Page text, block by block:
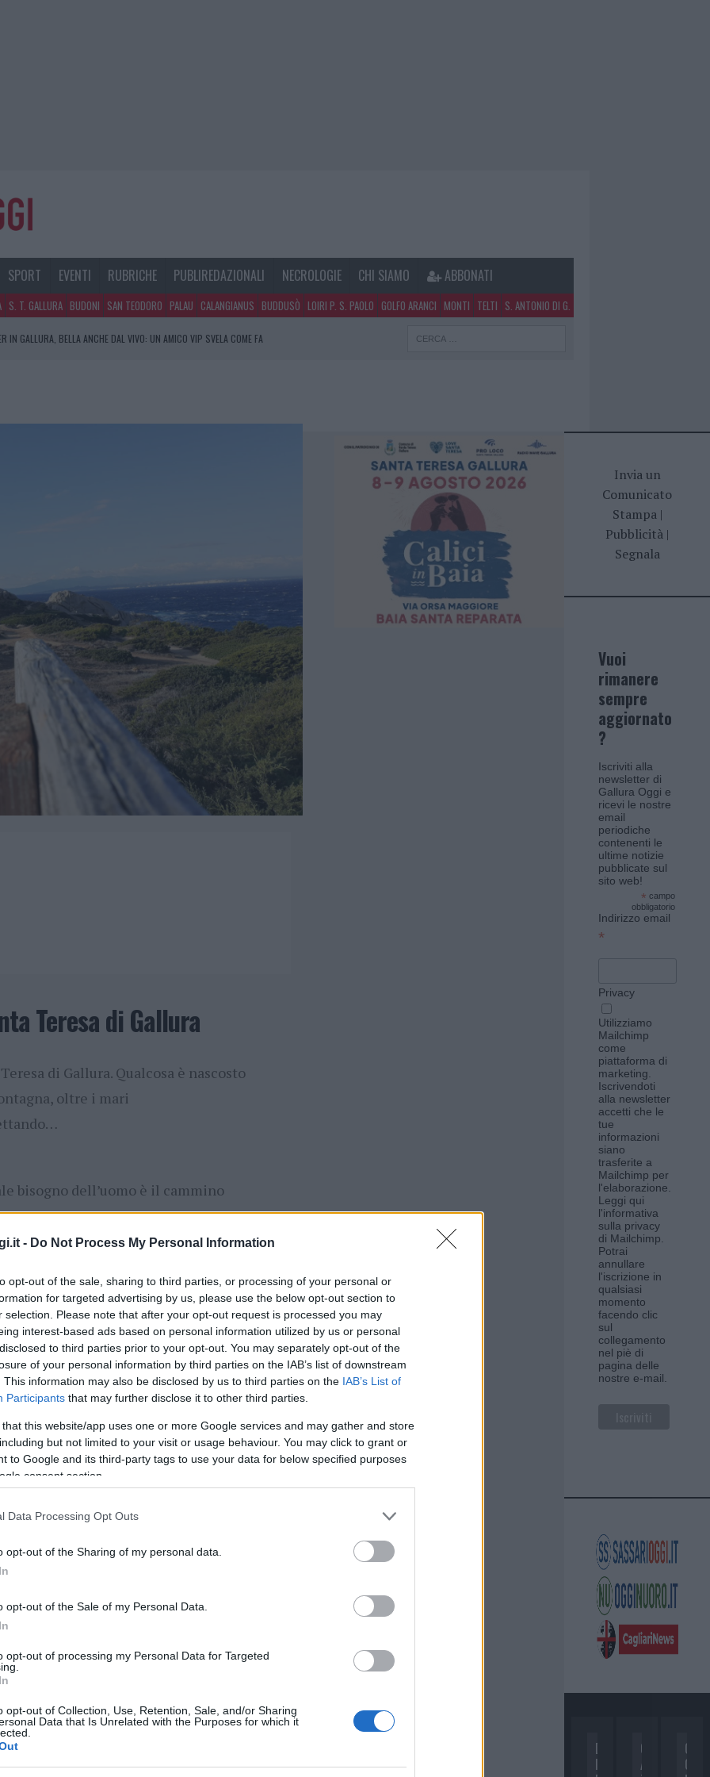
- Do Not Process My Personal Information
opt-out of the sale, sharing to third parties, or processing of your personal or
for targeted advertising by us, please use the below opt-out section to
selection. Please note that after your opt-out request is processed you may
interest-based ads based on personal information utilized by us or personal
to third parties prior to your opt-out. You may separately opt-out of the
of your personal information by third parties on the IAB’s list of downstream
This information may also be disclosed by us to third parties on the IAB’s List of
Participants that may further disclose it to other third parties.
that this website/app uses one or more Google services and may gather and store
but not limited to your visit or usage behaviour. You may click to grant or
to Google and its third-party tags to use your data for below specified purposes
consent section.
Data Processing Opt Outs
opt-out of the Sharing of my personal data.
opt-out of the Sale of my Personal Data.
opt-out of processing my Personal Data for Targeted
opt-out of Collection, Use, Retention, Sale, and/or Sharing
Data that Is Unrelated with the Purposes for which it
SPORT EVENTI RUBRICHE PUBLIREDAZIONALI NECROLOGIE CHI SIAMO ABBONATI
S. T. GALLURA BUDONI SAN TEODORO PALAU CALANGIANUS BUDDUSÒ LOIRI P. S. PAOLO GOLFO ARANCI MONTI TELTI S. ANTONIO DI G.
IN GALLURA, BELLA ANCHE DAL VIVO: UN AMICO VIP SVELA COME FA
Teresa di Gallura
di Gallura. Qualcosa è nascosto
oltre i mari
bisogno dell’uomo è il cammino
di meraviglia! Contattare Monia
nazionali?
mesecliccandoqui
nella sezione
Invia un
Comunicato
Stampa|
Pubblicità |
Segnala
Vuoi
rimanere
sempre
aggiornato
?
Iscriviti alla
newsletter di
Gallura Oggi e
ricevi le nostre
email
periodiche
contenenti le
ultime notizie
pubblicate sul
sito web!
* campo
obbligatorio
Indirizzo email
*
Privacy
Utilizziamo
Mailchimp
come
piattaforma di
marketing.
Iscrivendoti
alla newsletter
accetti che le
tue
informazioni
siano
trasferite a
Mailchimp per
l'elaborazione.
Leggi qui
l'informativa
sulla privacy
di Mailchimp.
Potrai
annullare
l'iscrizione in
qualsiasi
momento
facendo clic
sul
collegamento
nel piè di
pagina delle
nostre e-mail.
D
I
C
A
C
O